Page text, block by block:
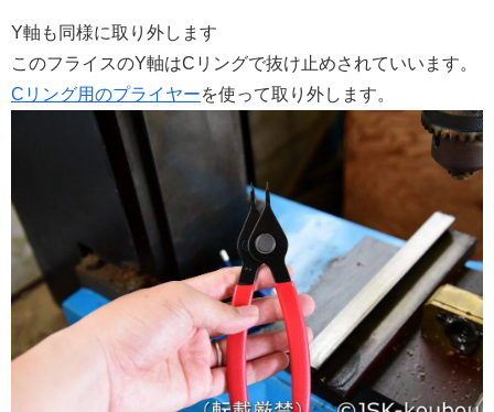
Y軸も同様に取り外します
このフライスのY軸はCリングで抜け止めされていいます。
Cリング用のプライヤーを使って取り外します。